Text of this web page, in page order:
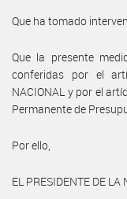
Que ha tomado
Que la presente
conferidas por el
NACIONAL y por el
Permanente de
Por ello,
EL PRESIDENTE DE